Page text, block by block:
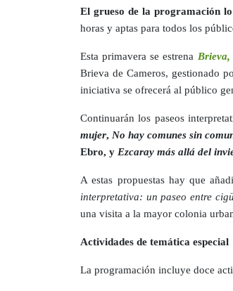
El grueso de la programación
horas y aptas para todos los
Esta primavera se estrena
Brieva de Cameros, gestionado
iniciativa se ofrecerá al público
Continuarán los paseos
mujer, No hay comunes sin
Ebro, y Ezcaray más allá del
A estas propuestas hay que
interpretativa: un paseo entre
una visita a la mayor colonia
Actividades de temática especial
La programación incluye doce